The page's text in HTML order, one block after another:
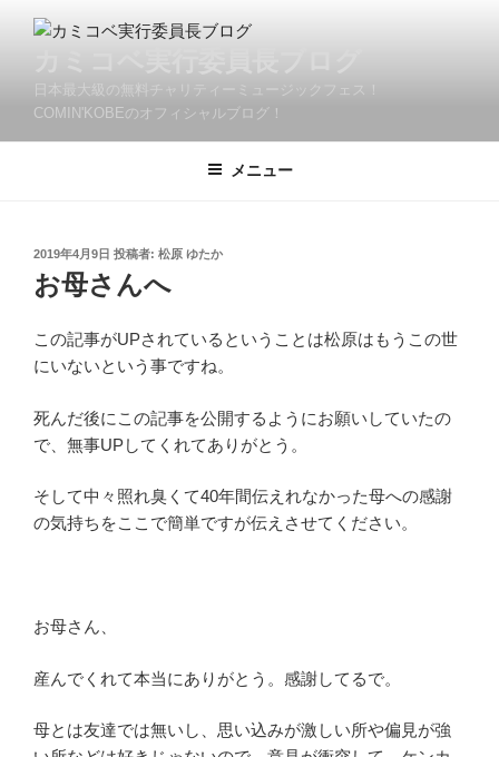
へ
日本最大級の無料チャリティーミュージックフェス！
COMIN'KOBEのオフィシャルブログ！
メニュー
投
稿
日:
2019年4月9日 投稿者: 松原 ゆたか
お母さんへ
この記事がUPされているということは松原はもうこの世
にいないという事ですね。
死んだ後にこの記事を公開するようにお願いしていたの
で、無事UPしてくれてありがとう。
そして中々照れ臭くて40年間伝えれなかった母への感謝
の気持ちをここで簡単ですが伝えさせてください。
お母さん、
産んでくれて本当にありがとう。感謝してるで。
母とは友達では無いし、思い込みが激しい所や偏見が強